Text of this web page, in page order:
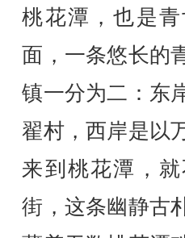
桃花潭，也是
面，一条悠长的
镇一分为二：东
翟村，西岸是以
来到桃花潭，
街，这条幽静古